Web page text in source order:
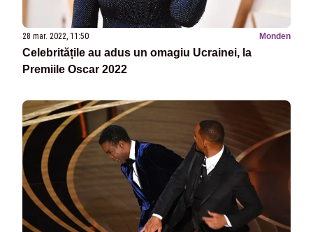
28 mar. 2022, 11:50 Monden
Celebritățile au adus un omagiu Ucrainei, la
Premiile Oscar 2022